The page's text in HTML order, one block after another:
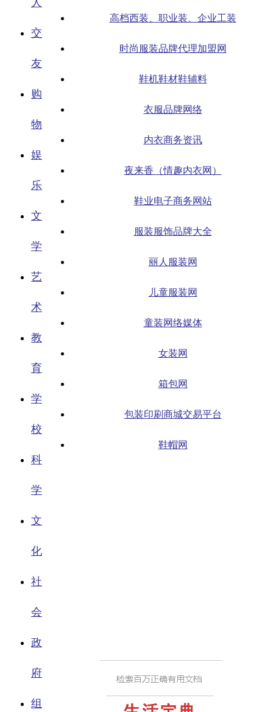
人
交
友
购
物
娱
乐
文
学
艺
术
教
育
学
校
科
学
文
化
社
会
政
府
组
高档西装、职业装、企业工装
时尚服装品牌代理加盟网
鞋机鞋材鞋辅料
衣服品牌网络
内衣商务资讯
夜来香（情趣内衣网）
鞋业电子商务网站
服装服饰品牌大全
丽人服装网
儿童服装网
童装网络媒体
女装网
箱包网
包装印刷商城交易平台
鞋帽网